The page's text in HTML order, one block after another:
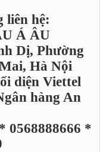
liên hệ:
Á ÂU
Dị, Phường
Hà Nội
diện Viettel
hàng An
0568888666 *